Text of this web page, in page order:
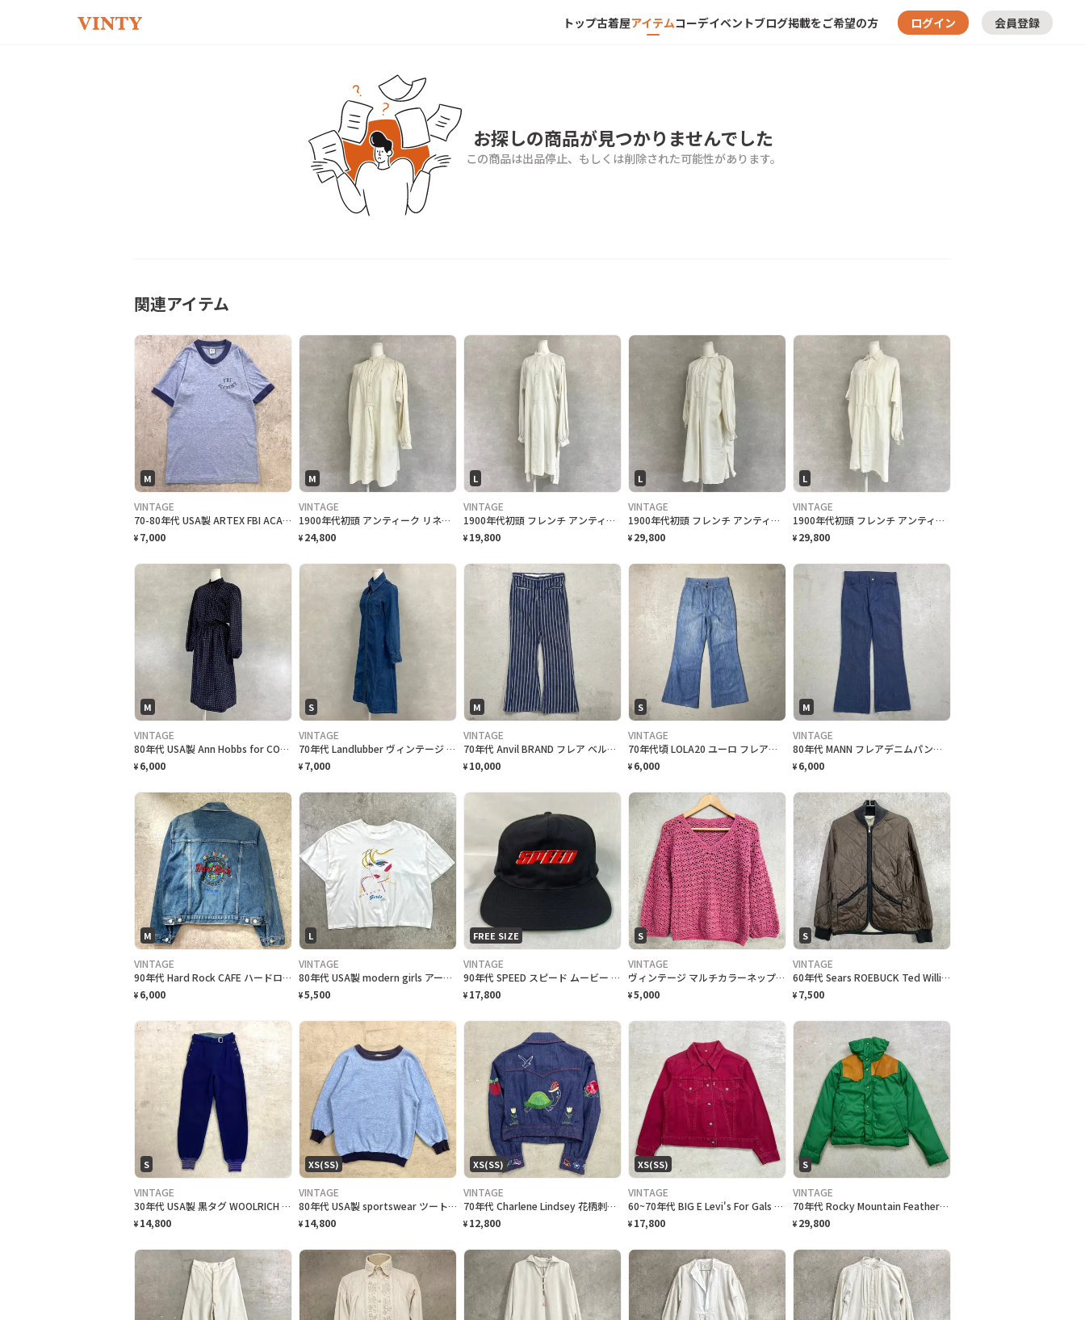
トップ古着屋アイテムコーデイベントブログ掲載をご希望の方 ログイン 会員登録
お探しの商品が見つかりませんでした
この商品は出品停止、もしくは削除された可能性があります。
関連アイテム
M
VINTAGE
70-80年代 USA製 ARTEX FBI ACADEMY リンガー Tシャツ レディースM相当 メンズXS相当 キッズ ヴィンテージ VINTAGE 霜降り ライトブルー
¥ 7,000
M
VINTAGE
1900年代初頭 アンティーク リネンスモック グランパシャツ ワンピース 羊飼い レディースXL相当 メンズM−L相当 古着 VINTAGE ユーロヴィンテージ フランスアンティーク 白色
¥ 24,800
L
VINTAGE
1900年代初頭 フレンチ アンティーク リネン マキシ丈 ナイトドレスワンピース レディースL相当 古着 VINTAGE ユーロヴィンテージ フランスアンティーク 白色
¥ 19,800
L
VINTAGE
1900年代初頭 フレンチ アンティーク リネンスモックシャツ 赤刺繍モノグラム グランパシャツ ワンピース 羊飼い レディースL相当 メンズM相当 古着 VINTAGE ユーロヴィンテージ フランスアンティーク 白色
¥ 29,800
L
VINTAGE
1900年代初頭 フレンチ アンティーク ハンドワーク白糸刺繍 ドレススモックシャツ 刺繍モノグラム ワンピース 羊飼い レディースL相当 古着 VINTAGE ユーロヴィンテージ フランスアンティーク 白色
¥ 29,800
M
VINTAGE
80年代 USA製 Ann Hobbs for CONNECTIONS 総柄ロングワンピース ドレス ペイズリー 小紋柄 ネイビー レディースM相当 古着 VINTAGE レトロ
¥ 6,000
S
VINTAGE
70年代 Landlubber ヴィンテージ デニム シャツ ワンピース レディースS相当 古着 VINTAGE レトロ
¥ 7,000
M
VINTAGE
70年代 Anvil BRAND フレア ベルボトム ヒッコリーストライプ 42TALON メンズW29相当 レディース 古着 70s ヴィンテージ VINTAGE 青色
¥ 10,000
S
VINTAGE
70年代頃 LOLA20 ユーロ フレアデニムパンツ レディースW27相当 古着 ジーンズ ブーツカット ハイウエスト オレンジステッチ
¥ 6,000
M
VINTAGE
80年代 MANN フレアデニムパンツ ブーツカット レディースW29相当 42TALON 古着 80s Y2K ヴィンテージ VINTAGE アメカジ BOOT CUT ジーンズ 紺色
¥ 6,000
M
VINTAGE
90年代 Hard Rock CAFE ハードロックカフェ ドバイ バックロゴ 刺繍 デニムジャケット レディースM相当 キッズXL レディース 古着 90'S VINTAGE
¥ 6,000
L
VINTAGE
80年代 USA製 modern girls アート プリントTシャツ ショート丈 レディースL相当 古着 80s シングルステッチ ヴィンテージ VINTAGE 短丈 白
¥5,500
FREE SIZE
VINTAGE
90年代 SPEED スピード ムービー トラッカーキャップ ロゴ刺繍 スナップバック メンズ レディース 古着 90s ヴィンテージ VINTAGE 映画 キアヌ・リーヴス アメカジ ユニセックス 黒色
¥ 17,800
S
VINTAGE
ヴィンテージ マルチカラーネップ クロシェ ニットセーター レディースS～M相当 古着 VINTAGE デザインニット
¥5,000
S
VINTAGE
60年代 Sears ROEBUCK Ted Williams キルティングジャケット メンズXS相当 レディースS相当 古着 60s VINTAGE ヴィンテージ SCOVILLジップ コーヒーブラウン
¥ 7,500
S
VINTAGE
30年代 USA製 黒タグ WOOLRICH ウールリッチ ウールパンツ レディースW25相当 古着 30s VINTAGE ヴィンテージ ダークネイビー 紺色
¥ 14,800
XS(SS)
VINTAGE
80年代 USA製 sportswear ツートン ラグランスウェットシャツ レディースXS相当 古着 80s アメカジ ヴィンテージ VINTAGE ブランク 無地 トレーナー ライトブルー ネイビー 水色 紺色
¥ 14,800
XS(SS)
VINTAGE
70年代 Charlene Lindsey 花柄刺繍 デニムジャケット レディースXS相当 古着 70s VINTAGE ヴィンテージ アメカジ スナップボタン フラワー カメ 青色
¥ 12,800
XS(SS)
VINTAGE
60~70年代 BIG E Levi's For Gals リーバイス 白タブ トラッカージャケット レディースXS相当 古着 60s 70s VINTAGE ヴィンテージ アメカジ ワッペンカスタム えんじ色
¥ 17,800
S
VINTAGE
70年代 Rocky Mountain Featherbed ロッキーマウンテンフェザーベッド ダウンジャケット レディースS相当 メンズXS相当 古着 70s VINTAGE ヴィンテージ レザーヨーク ライトグリーン
¥ 29,800